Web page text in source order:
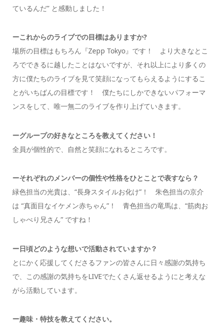
ているんだ” と感動しました！
ーこれからのライブでの目標はありますか?
場所の目標はもちろん『Zepp Tokyo』です！ より大きなとこ
ろでできるに越したことはないですが、それ以上により多くの
方に僕たちのライブを見て笑顔になってもらえるようにするこ
とがいちばんの目標です！ 僕たちにしかできないパフォーマ
ンスをして、唯一無二のライブを作り上げていきます。
ーグループの好きなところを教えてください！
全員が個性的で、自然と笑顔になれるところです。
ーそれぞれのメンバーの個性や性格をひとことで表すなら？
緑色担当の光貴は、“長身スタイルお化け”！ 朱色担当の京介
は “真面目なイケメン赤ちゃん”！ 青色担当の竜馬は、“筋肉お
しゃべり兄さん” ですね！
ー日頃どのような想いで活動されていますか？
とにかく応援してくださるファンの皆さんに日々感謝の気持ち
で、この感謝の気持ちをLIVEでたくさん返せるようにと考えな
がら活動しています。
ー趣味・特技を教えてください。